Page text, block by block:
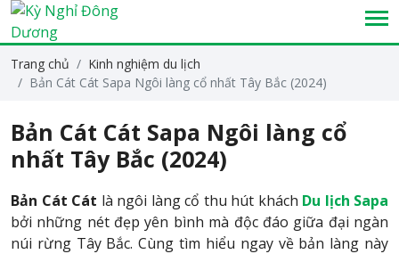
Trang chủ
Kinh nghiệm du lịch
Bản Cát Cát Sapa Ngôi làng cổ nhất Tây Bắc (2024)
Bản Cát Cát Sapa Ngôi làng cổ
nhất Tây Bắc (2024)
Bản Cát Cát là ngôi làng cổ thu hút khách Du lịch Sapa
bởi những nét đẹp yên bình mà độc đáo giữa đại ngàn
núi rừng Tây Bắc. Cùng tìm hiểu ngay về bản làng này